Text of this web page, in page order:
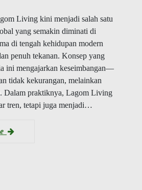
Living kini menjadi salah satu
yang semakin diminati di
di tengah kehidupan modern
penuh tekanan. Konsep yang
ini mengajarkan keseimbangan—
tidak kekurangan, melainkan
Dalam praktiknya, Lagom Living
tren, tetapi juga menjadi…